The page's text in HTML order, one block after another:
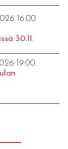
16:00
30.11.
19:00